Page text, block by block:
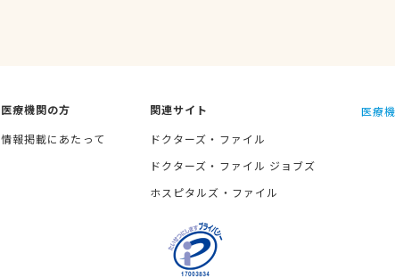
医療機関の方
情報掲載にあたって
関連サイト
ドクターズ・ファイル
ドクターズ・ファイル ジョブズ
ホスピタルズ・ファイル
医療